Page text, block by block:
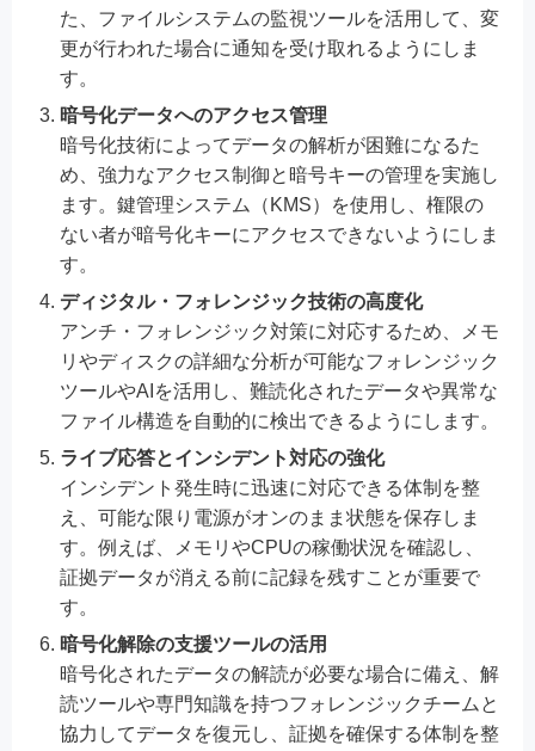
た、ファイルシステムの監視ツールを活用して、変
更が行われた場合に通知を受け取れるようにしま
す。
暗号化データへのアクセス管理
暗号化技術によってデータの解析が困難になるた
め、強力なアクセス制御と暗号キーの管理を実施し
ます。鍵管理システム（KMS）を使用し、権限の
ない者が暗号化キーにアクセスできないようにしま
す。
ディジタル・フォレンジック技術の高度化
アンチ・フォレンジック対策に対応するため、メモ
リやディスクの詳細な分析が可能なフォレンジック
ツールやAIを活用し、難読化されたデータや異常な
ファイル構造を自動的に検出できるようにします。
ライブ応答とインシデント対応の強化
インシデント発生時に迅速に対応できる体制を整
え、可能な限り電源がオンのまま状態を保存しま
す。例えば、メモリやCPUの稼働状況を確認し、
証拠データが消える前に記録を残すことが重要で
す。
暗号化解除の支援ツールの活用
暗号化されたデータの解読が必要な場合に備え、解
読ツールや専門知識を持つフォレンジックチームと
協力してデータを復元し、証拠を確保する体制を整